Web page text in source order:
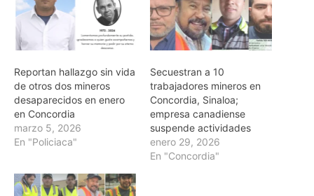
Reportan hallazgo sin vida
de otros dos mineros
desaparecidos en enero
en Concordia
marzo 5, 2026
En "Policiaca"
Secuestran a 10
trabajadores mineros en
Concordia, Sinaloa;
empresa canadiense
suspende actividades
enero 29, 2026
En "Concordia"